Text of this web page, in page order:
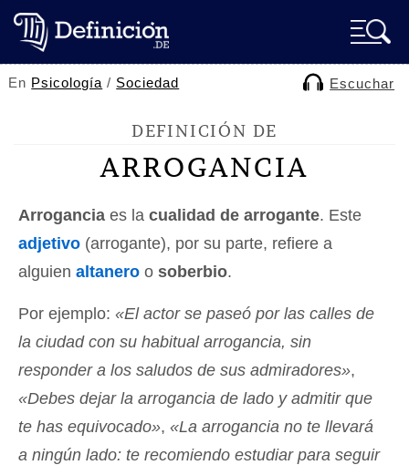
En Psicología / Sociedad Escuchar
DEFINICIÓN DE
ARROGANCIA
Arrogancia es la cualidad de arrogante. Este
adjetivo (arrogante), por su parte, refiere a
alguien altanero o soberbio.
Por ejemplo: «El actor se paseó por las calles de
la ciudad con su habitual arrogancia, sin
responder a los saludos de sus admiradores»,
«Debes dejar la arrogancia de lado y admitir que
te has equivocado», «La arrogancia no te llevará
a ningún lado: te recomiendo estudiar para seguir